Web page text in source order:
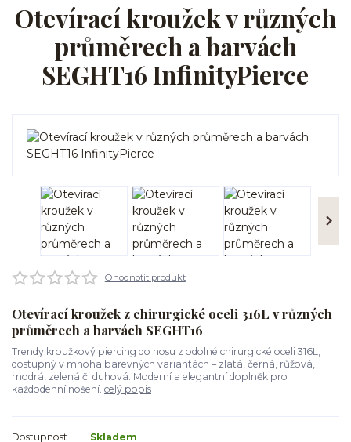
Otevírací kroužek v různých
průměrech a barvách
SEGHT16 InfinityPierce
Ohodnotit produkt
Otevírací kroužek z chirurgické oceli 316L v různých
průměrech a barvách SEGHT16
Trendy kroužkový piercing do nosu z odolné chirurgické oceli 316L,
dostupný v mnoha barevných variantách – zlatá, černá, růžová,
modrá, zelená či duhová. Moderní a elegantní doplněk pro
každodenní nošení. celý popis
Dostupnost
Skladem